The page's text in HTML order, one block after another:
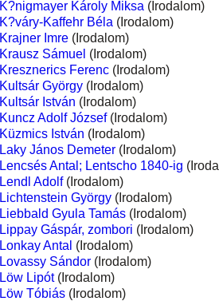
K?nigmayer Károly Miksa (Irodalom)
K?váry-Kaffehr Béla (Irodalom)
Krajner Imre (Irodalom)
Krausz Sámuel (Irodalom)
Kresznerics Ferenc (Irodalom)
Kultsár György (Irodalom)
Kultsár István (Irodalom)
Kuncz Adolf József(Irodalom)
Küzmics István (Irodalom)
Laky János Demeter (Irodalom)
Lencsés Antal; Lentscho 1840-ig
Lendl Adolf(Irodalom)
Lichtenstein György (Irodalom)
Liebbald Gyula Tamás (Irodalom)
Lippay Gáspár, zombori (Irodalom)
Lonkay Antal (Irodalom)
Lovassy Sándor (Irodalom)
Löw Lipót(Irodalom)
Löw Tóbiás (Irodalom)